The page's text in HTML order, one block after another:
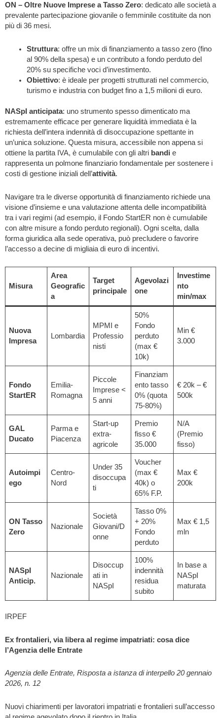
ON – Oltre Nuove Imprese a Tasso Zero: dedicato alle società a
prevalente partecipazione giovanile o femminile costituite da non
più di 36 mesi.
Struttura: offre un mix di finanziamento a tasso zero (fino
al 90% della spesa) e un contributo a fondo perduto del
20% su specifiche voci d’investimento.
Obiettivo: è ideale per progetti strutturati nel commercio,
turismo e industria con budget fino a 1,5 milioni di euro.
NASpI anticipata: uno strumento spesso dimenticato ma
estremamente efficace per generare liquidità immediata è la
richiesta dell’intera indennità di disoccupazione spettante in
un’unica soluzione. Questa misura, accessibile non appena si
ottiene la partita IVA, è cumulabile con gli altri bandi e
rappresenta un polmone finanziario fondamentale per sostenere i
costi di gestione iniziali dell’attività.
Navigare tra le diverse opportunità di finanziamento richiede una
visione d’insieme e una valutazione attenta delle incompatibilità
tra i vari regimi (ad esempio, il Fondo StartER non è cumulabile
con altre misure a fondo perduto regionali). Ogni scelta, dalla
forma giuridica alla sede operativa, può precludere o favorire
l’accesso a decine di migliaia di euro di incentivi.
Misura
Area
Geografic
a
Target
principale
Agevolazi
one
Investime
nto
min/max
Nuova
Impresa
Lombardia
MPMI e
Professio
nisti
50%
Fondo
perduto
(max €
10k)
Min €
3.000
Fondo
StartER
Emilia-
Romagna
Piccole
Imprese <
5 anni
Finanziam
ento tasso
0% (quota
75-80%)
€ 20k – €
500k
GAL
Ducato
Parma e
Piacenza
Start-up
extra-
agricole
Premio
fisso €
35.000
N/A
(Premio
fisso)
Autoimpi
ego
Centro-
Nord
Under 35
disoccupa
ti
Voucher
(max €
40k) o
65% F.P.
Max €
200k
ON Tasso
Zero
Nazionale
Società
Giovani/D
onne
Tasso 0%
+ 20%
Fondo
perduto
Max € 1,5
mln
NASpI
Anticip.
Nazionale
Disoccup
ati in
NASpI
100%
indennità
residua
subito
In base a
NASpI
maturata
IRPEF
Ex frontalieri, via libera al regime impatriati: cosa dice
l’Agenzia delle Entrate
Agenzia delle Entrate, Risposta a istanza di interpello 20 gennaio
2026, n. 12
Nuovi chiarimenti per lavoratori impatriati e frontalieri sull’accesso